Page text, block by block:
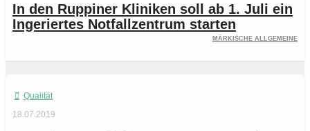
In den Ruppiner Kliniken soll ab 1. Juli ein
Ingeriertes Notfallzentrum starten
Märkische Allgemeine
Qualität
18.07.2019